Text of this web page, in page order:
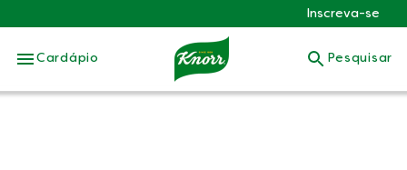
Skip to:
Inscreva-se
Cardápio Pesquisar